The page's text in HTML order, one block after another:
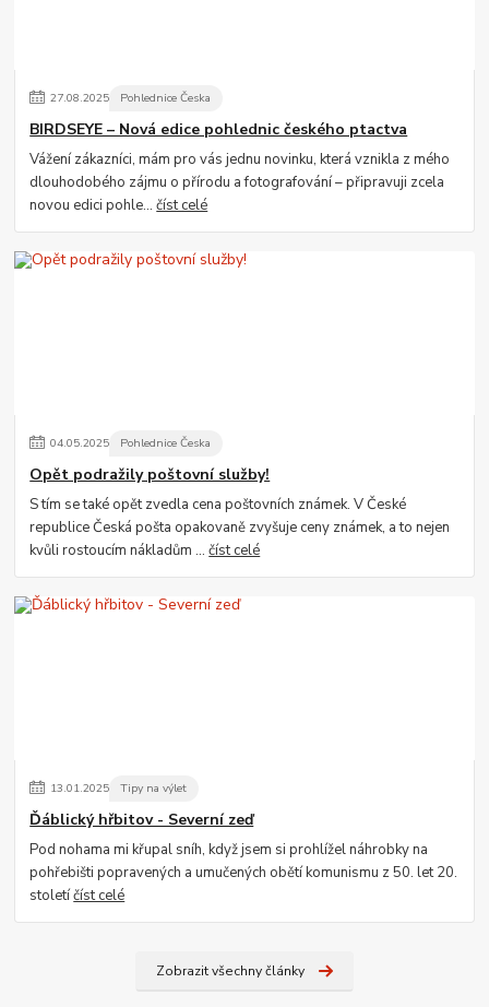
27.08.2025 Pohlednice Česka
BIRDSEYE – Nová edice pohlednic českého ptactva
Vážení zákazníci, mám pro vás jednu novinku, která vznikla z mého
dlouhodobého zájmu o přírodu a fotografování – připravuji zcela
novou edici pohle...číst celé
04.05.2025 Pohlednice Česka
Opět podražily poštovní služby!
S tím se také opět zvedla cena poštovních známek. V České
republice Česká pošta opakovaně zvyšuje ceny známek, a to nejen
kvůli rostoucím nákladům ...číst celé
13.01.2025 Tipy na výlet
Ďáblický hřbitov - Severní zeď
Pod nohama mi křupal sníh, když jsem si prohlížel náhrobky na
pohřebišti popravených a umučených obětí komunismu z 50. let 20.
stoletíčíst celé
Zobrazit všechny články